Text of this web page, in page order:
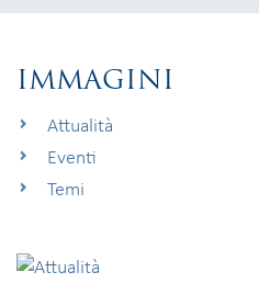
IMMAGINI
Attualità
Eventi
Temi